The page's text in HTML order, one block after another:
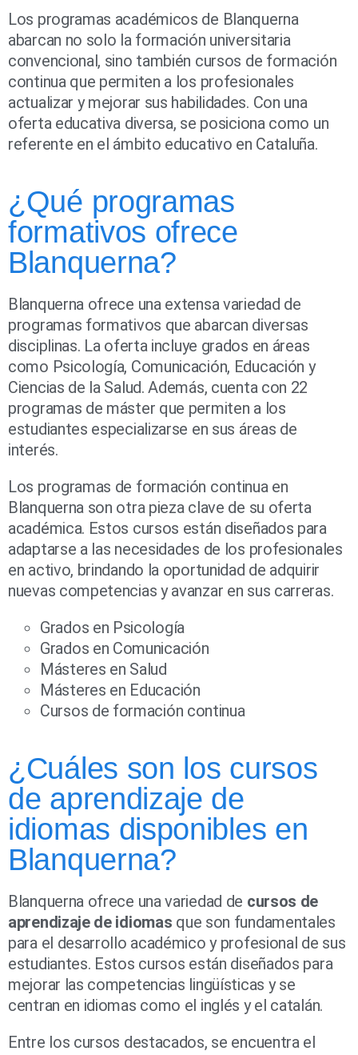
Los programas académicos de Blanquerna
abarcan no solo la formación universitaria
convencional, sino también cursos de formación
continua que permiten a los profesionales
actualizar y mejorar sus habilidades. Con una
oferta educativa diversa, se posiciona como un
referente en el ámbito educativo en Cataluña.
¿Qué programas
formativos ofrece
Blanquerna?
Blanquerna ofrece una extensa variedad de
programas formativos que abarcan diversas
disciplinas. La oferta incluye grados en áreas
como Psicología, Comunicación, Educación y
Ciencias de la Salud. Además, cuenta con 22
programas de máster que permiten a los
estudiantes especializarse en sus áreas de
interés.
Los programas de formación continua en
Blanquerna son otra pieza clave de su oferta
académica. Estos cursos están diseñados para
adaptarse a las necesidades de los profesionales
en activo, brindando la oportunidad de adquirir
nuevas competencias y avanzar en sus carreras.
Grados en Psicología
Grados en Comunicación
Másteres en Salud
Másteres en Educación
Cursos de formación continua
¿Cuáles son los cursos
de aprendizaje de
idiomas disponibles en
Blanquerna?
Blanquerna ofrece una variedad de cursos de
aprendizaje de idiomas que son fundamentales
para el desarrollo académico y profesional de sus
estudiantes. Estos cursos están diseñados para
mejorar las competencias lingüísticas y se
centran en idiomas como el inglés y el catalán.
Entre los cursos destacados, se encuentra el